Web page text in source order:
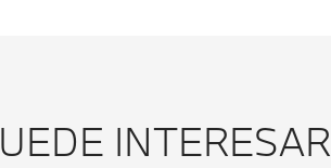
INTERESAR